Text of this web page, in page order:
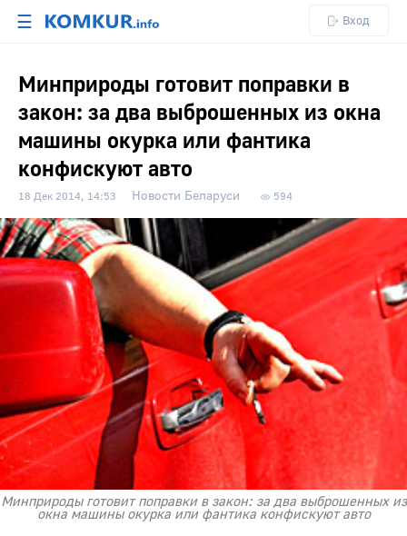
☰ Вход
Минприроды готовит поправки в
закон: за два выброшенных из окна
машины окурка или фантика
конфискуют авто
18 Дек 2014, 14:53 Новости Беларуси 594
Минприроды готовит поправки в закон: за два выброшенных из
окна машины окурка или фантика конфискуют авто